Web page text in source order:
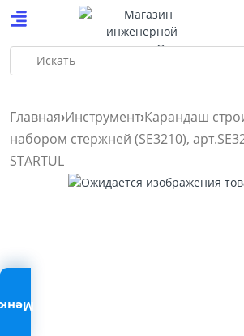
Искать
Главная Инструмент Карандаш
набором стержней (SE3210),
STARTUL